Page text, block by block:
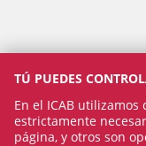
TÚ PUEDES
En el ICAB
estrictamente
página, y otros son